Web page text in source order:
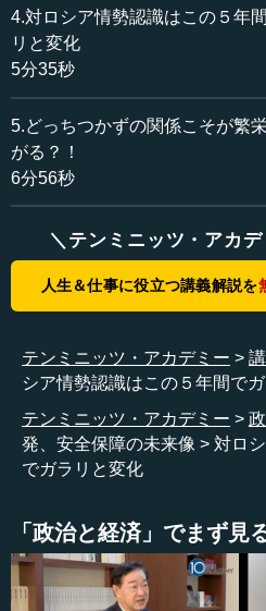
２０１０年時点の国家安全保
ロシアに対し、安定かつ実務的
と述べています。しかし、２０
と、ロシアの侵略を抑止し、代
実施するとあります。このよう
というものを正面で受け止めて
のを変えている。さらに、２月
実際ワシントンにいますと、
は核抑止の関係、まさに冷戦が
たようなコンフェレンス（会議
与していない核抑止の構造の中
いう時代をただ単に平和な時代
と、冷戦というものを、まさに
滅んでしまうかもしれないとい
組み、冷戦を戦ってきたアメリ
プション（認識）・ギャップが
が嫌いであり、彼らを信用して
●不確定要素が依然として多
4.対ロシア情勢認識はこの５年
リと変化
5分35秒
5.どっちつかずの関係こそが繁
がる？！
6分56秒
＼テンミニッツ・アカ
人生＆仕事に役立つ講義解説を
テンミニッツ・アカデミー
シア情勢認識はこの５年間で
テンミニッツ・アカデミー
発、安全保障の未来像
対ロ
でガラリと変化
「政治と経済」でまず見